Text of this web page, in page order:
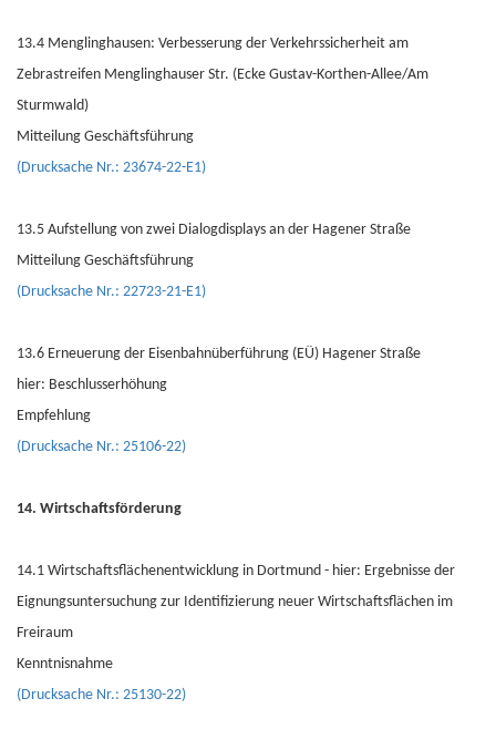
13.4 Menglinghausen: Verbesserung der Verkehrssicherheit am
Zebrastreifen Menglinghauser Str. (Ecke Gustav-Korthen-Allee/Am
Sturmwald)
Mitteilung Geschäftsführung
(Drucksache Nr.: 23674-22-E1)
13.5 Aufstellung von zwei Dialogdisplays an der Hagener Straße
Mitteilung Geschäftsführung
(Drucksache Nr.: 22723-21-E1)
13.6 Erneuerung der Eisenbahnüberführung (EÜ) Hagener Straße
hier: Beschlusserhöhung
Empfehlung
(Drucksache Nr.: 25106-22)
14. Wirtschaftsförderung
14.1 Wirtschaftsflächenentwicklung in Dortmund - hier: Ergebnisse der
Eignungsuntersuchung zur Identifizierung neuer Wirtschaftsflächen im
Freiraum
Kenntnisnahme
(Drucksache Nr.: 25130-22)